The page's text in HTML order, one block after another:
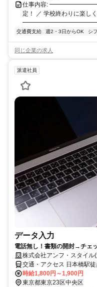
仕事内容:
定！ ／ 学校終わりに楽し
━━━━━━━━━━━━━━ 丸
交通費支給 週2・3日からOK シ
同じ企業の求人
派遣社員
データ入力
電話無し！書類の開封→チェ
株式会社アンフ・スタイ
交通・アクセス 日本橋駅
５分
時給1,800円～1,900円
東京都東京23区中央区